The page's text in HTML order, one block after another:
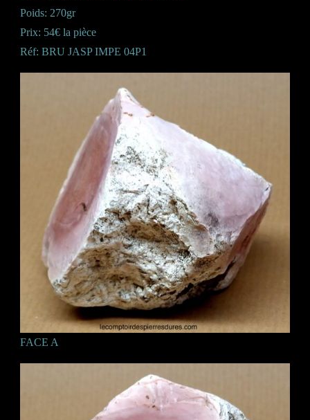
Poids: 270gr
Prix: 54€ la pièce
Réf: BRU JASP IMPE 04P1
FACE A